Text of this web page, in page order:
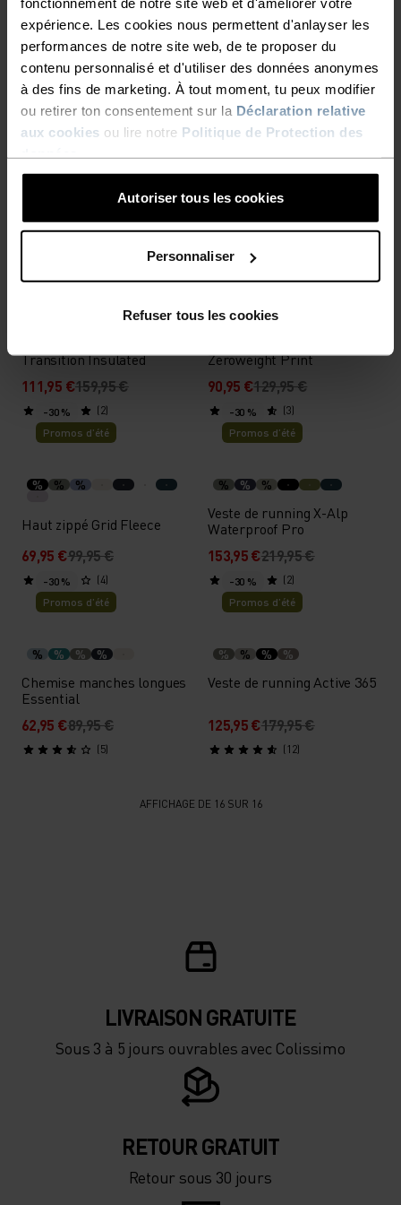
expérience. Les cookies nous permettent d'anlayser les
performances de notre site web, de te proposer du
contenu personnalisé et d'utiliser des données anonymes
à des fins de marketing. À tout moment, tu peux modifier
ou retirer ton consentement sur la Déclaration relative
aux cookies ou lire notre Politique de Protection des
Autoriser tous les cookies
Personnaliser
Refuser tous les cookies
Veste sans manches de
running Zeroweight
66,45 €94,95 €
(4)
Veste imperméable Ascent
3L
244,95 € 349,95 €
(7)
-30 %
Promos d’été
41,95 €
-30 %
Promos d’été
%
Haut de running Essential
Demi-Zip
Transition Insulated
111,95 €159,95 €
(2)
Promos d’été
%
Zeroweight Print
90,95 €129,95 €
(3)
-30 %
Promos d’été
% % %
Haut zippé Grid Fleece
69,95 €99,95 €
(4)
-30 %
Promos d’été
% % %
Veste de running X-Alp
Waterproof Pro
153,95 €219,95 €
(2)
-30 %
Promos d’été
% % % %
Chemise manches longues
Essential
62,95 €89,95 €
(5)
-30 %
Promos d’été
% % % %
Veste de running Active 365
125,95 €179,95 €
(12)
AFFICHAGE DE 16 SUR 16
LIVRAISON GRATUITE
Sous 3 à 5 jours ouvrables avec Colissimo
RETOUR GRATUIT
Retour sous 30 jours